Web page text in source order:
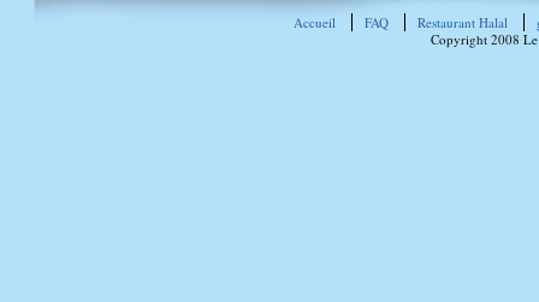
Accueil FAQ Restaurant Halal
Copyright 2008